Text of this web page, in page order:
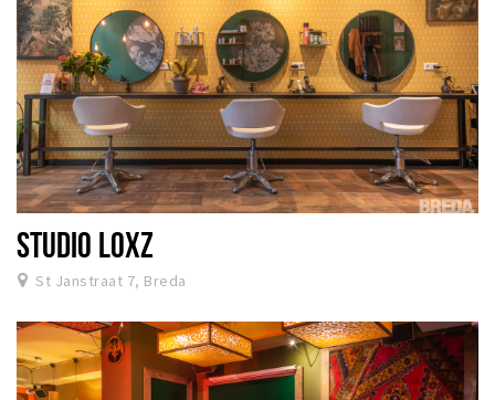
STUDIO LOXZ
St Janstraat 7, Breda